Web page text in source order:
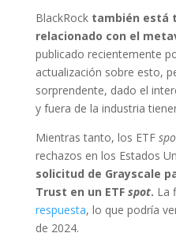
BlackRock también está
relacionado con el
publicado recientemente
actualización sobre esto,
sorprendente, dado el
y fuera de la industria
Mientras tanto, los ETF
rechazos en los Estados
solicitud de Grayscale
Trust en un ETF spot. La
respuesta, lo que podría
de 2024.